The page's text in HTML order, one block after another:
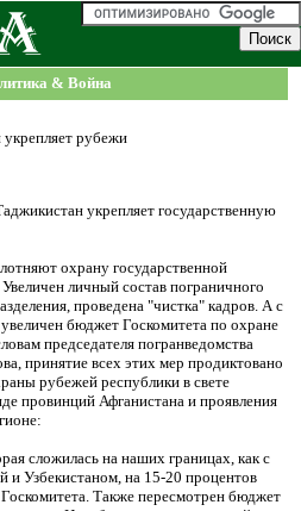
& Война
рубежи
укрепляет государственную
охрану государственной
личный состав пограничного
проведена "чистка" кадров. А с
бюджет Госкомитета по охране
председателя погранведомства
принятие всех этих мер продиктовано
рубежей республики в свете
провинций Афганистана и проявления
сложилась на наших границах, как с
и Узбекистаном, на 15-20 процентов
Также пересмотрен бюджет